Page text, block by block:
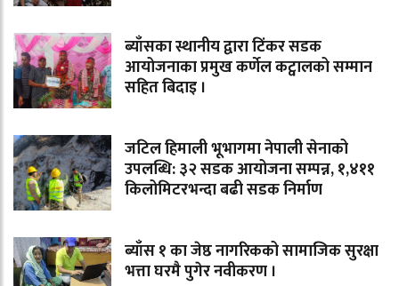
ब्याँसका स्थानीय द्वारा टिंकर सडक
आयोजनाका प्रमुख कर्णेल कट्वालको सम्मान
सहित बिदाइ ।
जटिल हिमाली भूभागमा नेपाली सेनाको
उपलब्धि: ३२ सडक आयोजना सम्पन्न, १,४११
किलोमिटरभन्दा बढी सडक निर्माण
ब्याँस १ का जेष्ठ नागरिकको सामाजिक सुरक्षा
भत्ता घरमै पुगेर नवीकरण ।